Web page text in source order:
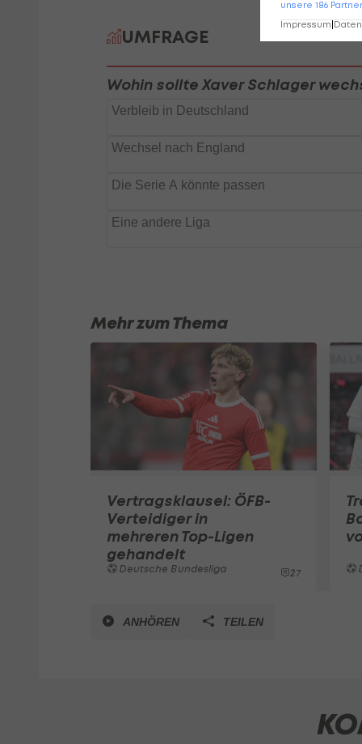
Mehr zum Thema
Vertragsklausel: ÖFB-
Verteidiger in
mehreren Top-Ligen
gehandelt
Deutsche Bundesliga 27
ANHÖREN TEILEN
unsere 186 Partner
Impressum